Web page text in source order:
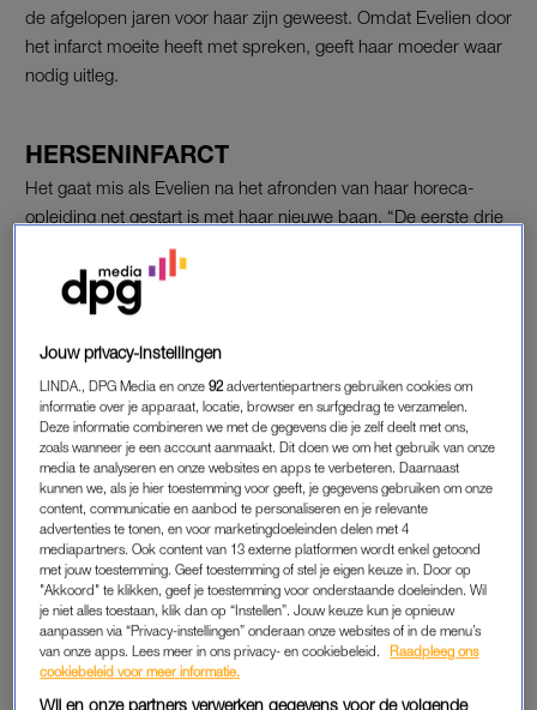
de afgelopen jaren voor haar zijn geweest. Omdat Evelien door
het infarct moeite heeft met spreken, geeft haar moeder waar
nodig uitleg.
HERSENINFARCT
Het gaat mis als Evelien na het afronden van haar horeca-
opleiding net gestart is met haar nieuwe baan. “De eerste drie
dagen als horeca-manager zaten er net op, maar toen
gebeurde het.”
te gaan liggen. “Ik werd niet lekker en liep naar beneden om
een emmer te halen voor het geval ik moest overgeven. Nadat
ik gespuugd had, merkte ik dat ineens de gehele rechterkant
van mijn lichaam verlamd was. Daardoor kwam ik, ook na
heel vaak proberen, de trap niet meer op om mijn telefoon te
pakken. Mijn toenmalige vriend was nog aan het werk en
kwam pas uren later thuis.”
Hij vindt haar onderaan de trap, koud op de vloer. “Ik had
alleen een onderbroek aan en verder niets. Inmiddels was ik
buiten bewustzijn. Toen hij me vond heeft hij meteen 112 en
mijn ouders gebeld en zijn we met spoed naar het ziekenhuis
gegaan.”
Jouw privacy-instellingen
LINDA., DPG Media en onze92 advertentiepartners gebruiken cookies om
informatie over je apparaat, locatie, browser en surfgedrag te verzamelen.
Deze informatie combineren we met de gegevens die je zelf deelt met ons,
zoals wanneer je een account aanmaakt. Dit doen we om het gebruik van onze
media te analyseren en onze websites en apps te verbeteren. Daarnaast
kunnen we, als je hier toestemming voor geeft, je gegevens gebruiken om onze
content, communicatie en aanbod te personaliseren en je relevante
advertenties te tonen, en voor marketingdoeleinden delen met 4
mediapartners. Ook content van 13 externe platformen wordt enkel getoond
met jouw toestemming. Geef toestemming of stel je eigen keuze in. Door op
"Akkoord" te klikken, geef je toestemming voor onderstaande doeleinden. Wil
je niet alles toestaan, klik dan op “Instellen”. Jouw keuze kun je opnieuw
aanpassen via “Privacy-instellingen” onderaan onze websites of in de menu’s
van onze apps. Lees meer in ons privacy- en cookiebeleid.
Raadpleeg ons
cookiebeleid voor meer informatie.
Wij en onze partners verwerken gegevens voor de volgende